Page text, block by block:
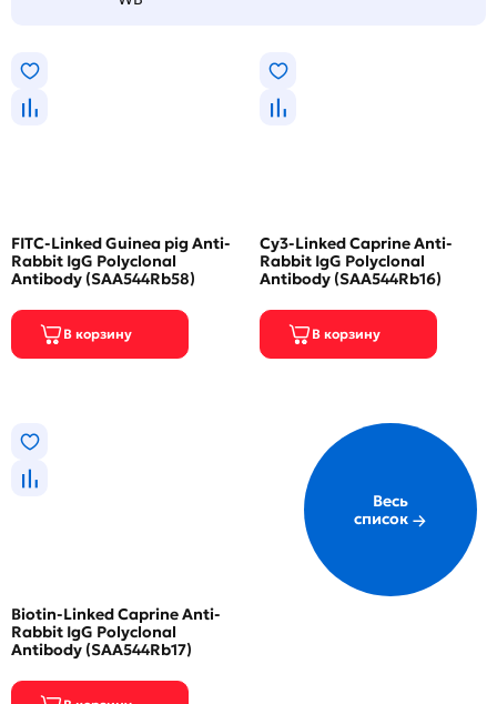
FITC-Linked Guinea pig Anti-
Rabbit IgG Polyclonal
Antibody (SAA544Rb58)
Cy3-Linked Caprine Anti-
Rabbit IgG Polyclonal
Antibody (SAA544Rb16)
Biotin-Linked Caprine Anti-
Rabbit IgG Polyclonal
Antibody (SAA544Rb17)
Весь
список